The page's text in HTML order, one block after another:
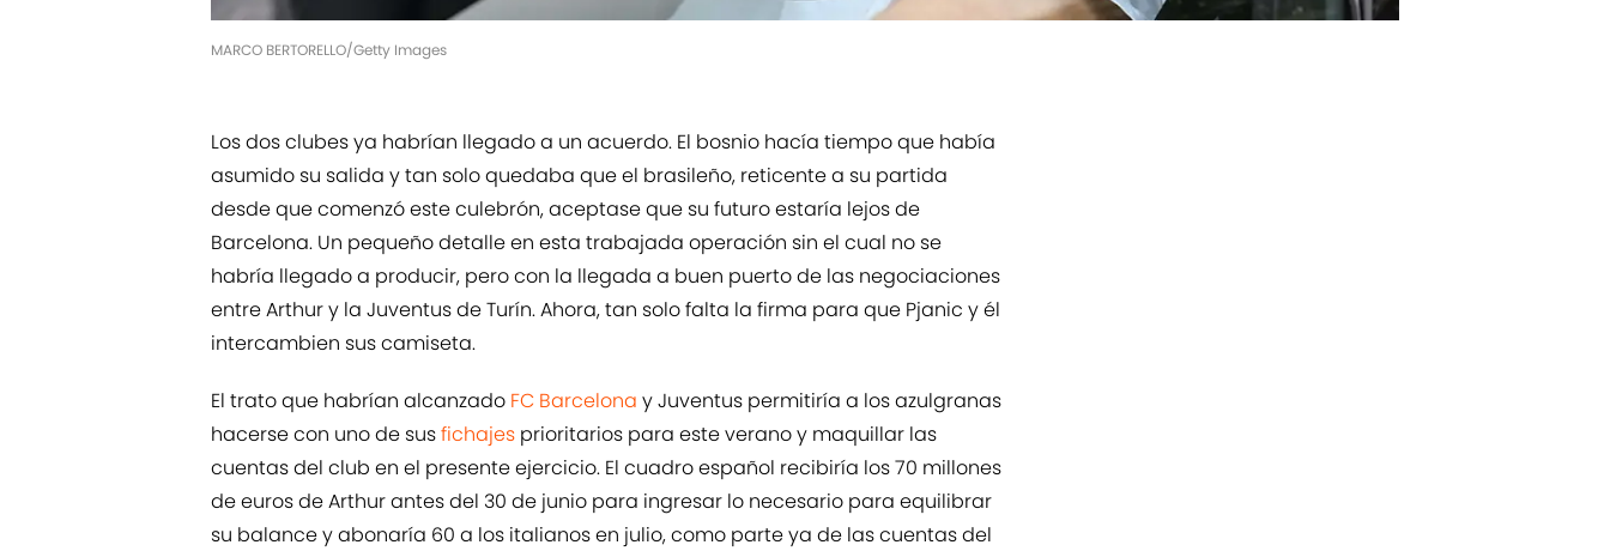
MARCO BERTORELLO/Getty Images
Los dos clubes ya habrían llegado a un acuerdo. El bosnio hacía tiempo que había
asumido su salida y tan solo quedaba que el brasileño, reticente a su partida
desde que comenzó este culebrón, aceptase que su futuro estaría lejos de
Barcelona. Un pequeño detalle en esta trabajada operación sin el cual no se
habría llegado a producir, pero con la llegada a buen puerto de las negociaciones
entre Arthur y la Juventus de Turín. Ahora, tan solo falta la firma para que Pjanic y él
intercambien sus camiseta.
El trato que habrían alcanzado FC Barcelona y Juventus permitiría a los azulgranas
hacerse con uno de susfichajes prioritarios para este verano y maquillar las
cuentas del club en el presente ejercicio. El cuadro español recibiría los 70 millones
de euros de Arthur antes del 30 de junio para ingresar lo necesario para equilibrar
su balance y abonaría 60 a los italianos en julio, como parte ya de las cuentas del